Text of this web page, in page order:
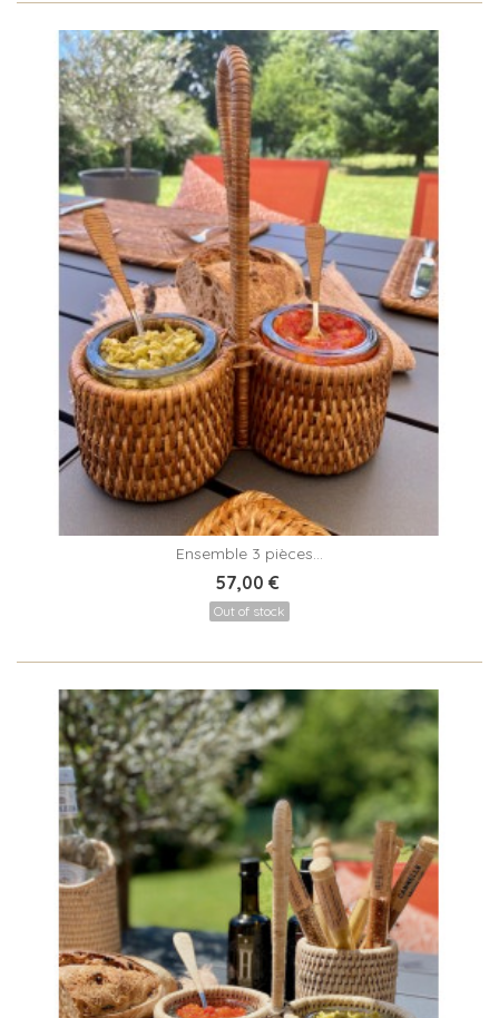
Ensemble 3 pièces...
57,00 €
Out of stock